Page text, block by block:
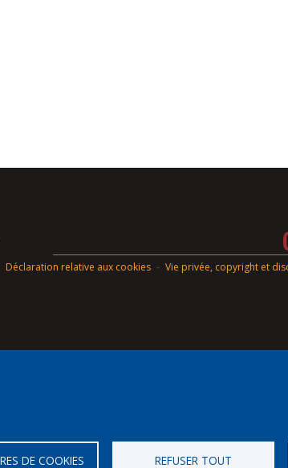
Déclaration relative aux cookies Vie privée, copyright et
DE COOKIES REFUSER TOUT